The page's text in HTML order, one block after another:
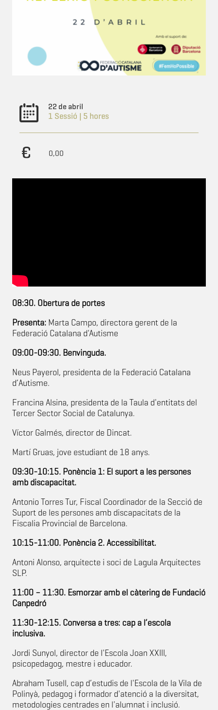
22 de abril
1 Sessió | 5 hores
0,00
08:30. Obertura de portes
Presenta: Marta Campo, directora gerent de la
Federació Catalana d'Autisme
09:00-09:30. Benvinguda.
Neus Payerol, presidenta de la Federació Catalana
d’Autisme.
Francina Alsina, presidenta de la Taula d'entitats del
Tercer Sector Social de Catalunya.
Víctor Galmés, director de Dincat.
Martí Gruas, jove estudiant de 18 anys.
09:30-10:15. Ponència 1: El suport a les persones
amb discapacitat.
Antonio Torres Tur, Fiscal Coordinador de la Secció de
Suport de les persones amb discapacitats de la
Fiscalia Provincial de Barcelona.
10:15-11:00. Ponència 2. Accessibilitat.
Antoni Alonso, arquitecte i soci de Lagula Arquitectes
SLP.
11:00 – 11:30. Esmorzar amb el càtering de Fundació
Canpedró
11:30-12:15. Conversa a tres: cap a l’escola
inclusiva.
Jordi Sunyol, director de l'Escola Joan XXIII,
psicopedagog, mestre i educador.
Abraham Tusell, cap d’estudis de l'Escola de la Vila de
Polinyà, pedagog i formador d'atenció a la diversitat,
metodologies centrades en l'alumnat i inclusió.